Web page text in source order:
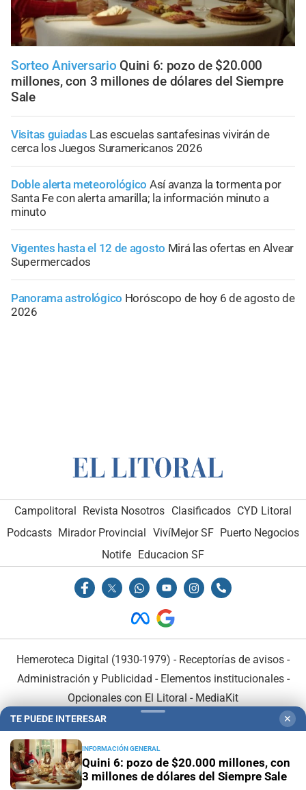
Sorteo Aniversario Quini 6: pozo de $20.000
millones, con 3 millones de dólares del Siempre
Sale
Visitas guiadas Las escuelas santafesinas vivirán de
cerca los Juegos Suramericanos 2026
Doble alerta meteorológico Así avanza la tormenta por
Santa Fe con alerta amarilla; la información minuto a
minuto
Vigentes hasta el 12 de agosto Mirá las ofertas en Alvear
Supermercados
Panorama astrológico Horóscopo de hoy 6 de agosto de
2026
Campolitoral Revista Nosotros Clasificados CYD Litoral
Podcasts Mirador Provincial VivíMejor SF Puerto Negocios
Notife Educacion SF
Hemeroteca Digital (1930-1979) - Receptorías de avisos -
Administración y Publicidad - Elementos institucionales-
Opcionales con El Litoral - MediaKit
TE PUEDE INTERESAR ✕
INFORMACIÓN GENERAL
Quini 6: pozo de $20.000 millones, con
3 millones de dólares del Siempre Sale